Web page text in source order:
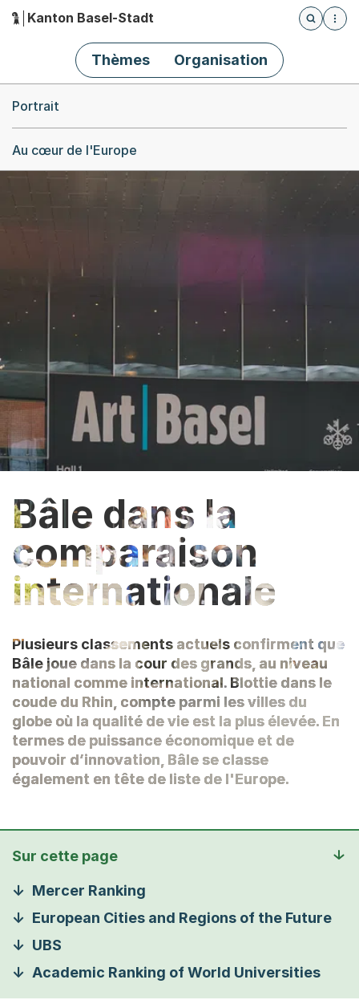
Hauptnavigation
Kanton Basel-Stadt
Öffnet
Thèmes Organisation
Portrait
Au cœur de l'Europe
Bâle dans la
comparaison
internationale
Plusieurs classements actuels confirment que
Bâle joue dans la cour des grands, au niveau
national comme international. Blottie dans le
coude du Rhin, compte parmi les villes du
globe où la qualité de vie est la plus élevée. En
termes de puissance économique et de
pouvoir d’innovation, Bâle se classe
également en tête de liste de l'Europe.
Sur cette page
Mercer Ranking
European Cities and Regions of the Future
UBS
Academic Ranking of World Universities